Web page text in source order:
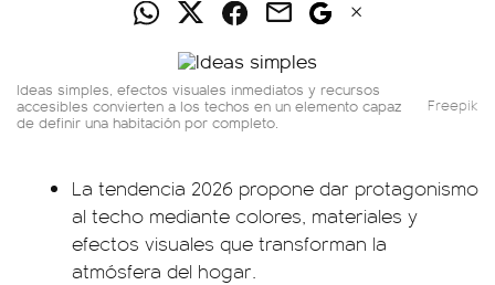
Ideas simples, efectos visuales inmediatos y recursos
accesibles convierten a los techos en un elemento capaz
de definir una habitación por completo.
Freepik
La tendencia 2026 propone dar protagonismo
al techo mediante colores, materiales y
efectos visuales que transforman la
atmósfera del hogar.